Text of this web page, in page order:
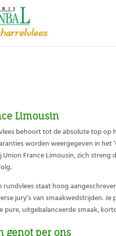
Limousin
behoort tot de absolute top op
worden weergegeven in het
France Limousin, zich
rundvlees staat hoog
jury’s van smaakwedstrijden.
pure, uitgebalanceerde smaak,
genot per ons